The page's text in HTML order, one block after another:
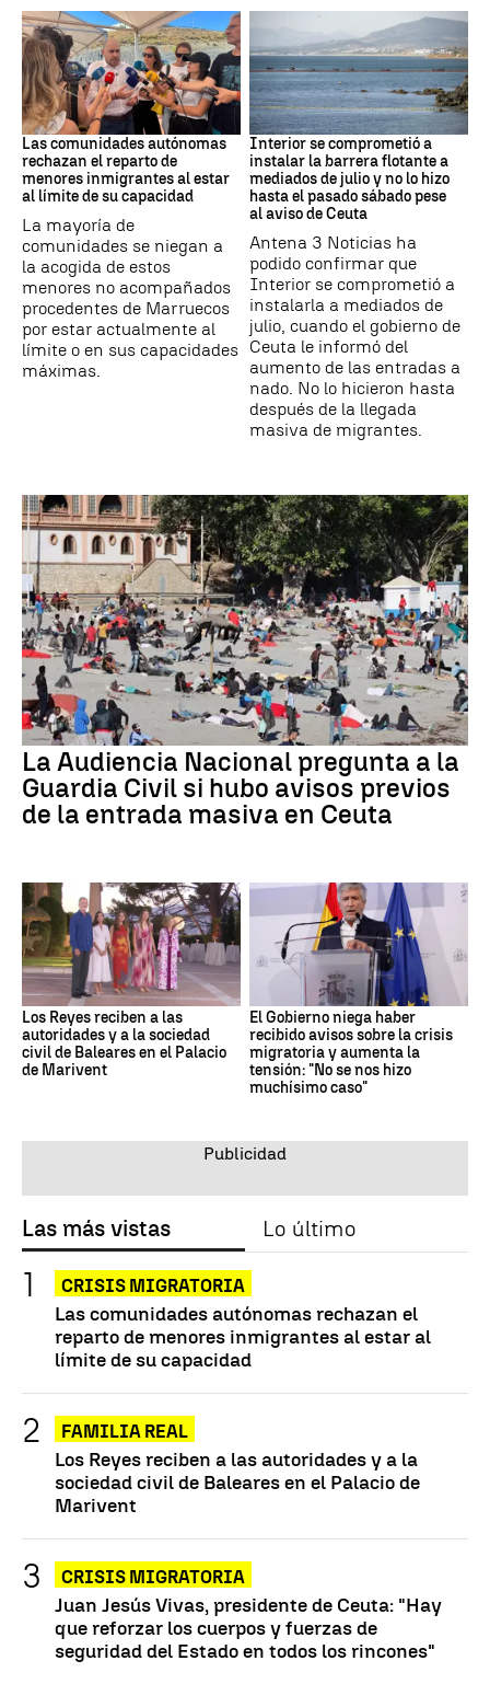
Crisis Migratoria
Las comunidades autónomas
rechazan el reparto de
menores inmigrantes al estar
al límite de su capacidad
La mayoría de
comunidades se niegan a
la acogida de estos
menores no acompañados
procedentes de Marruecos
por estar actualmente al
límite o en sus capacidades
máximas.
CRISIS MIGRATORIA
Interior se comprometió a
instalar la barrera flotante a
mediados de julio y no lo hizo
hasta el pasado sábado pese
al aviso de Ceuta
Antena 3 Noticias ha
podido confirmar que
Interior se comprometió a
instalarla a mediados de
julio, cuando el gobierno de
Ceuta le informó del
aumento de las entradas a
nado. No lo hicieron hasta
después de la llegada
masiva de migrantes.
La Audiencia Nacional pregunta a la
Guardia Civil si hubo avisos previos
de la entrada masiva en Ceuta
Los Reyes reciben a las
autoridades y a la sociedad
civil de Baleares en el Palacio
de Marivent
El Gobierno niega haber
recibido avisos sobre la crisis
migratoria y aumenta la
tensión: "No se nos hizo
muchísimo caso"
Las más vistas Lo último
CRISIS MIGRATORIA
Las comunidades autónomas rechazan el
reparto de menores inmigrantes al estar al
límite de su capacidad
FAMILIA REAL
Los Reyes reciben a las autoridades y a la
sociedad civil de Baleares en el Palacio de
Marivent
CRISIS MIGRATORIA
Juan Jesús Vivas, presidente de Ceuta: "Hay
que reforzar los cuerpos y fuerzas de
seguridad del Estado en todos los rincones"